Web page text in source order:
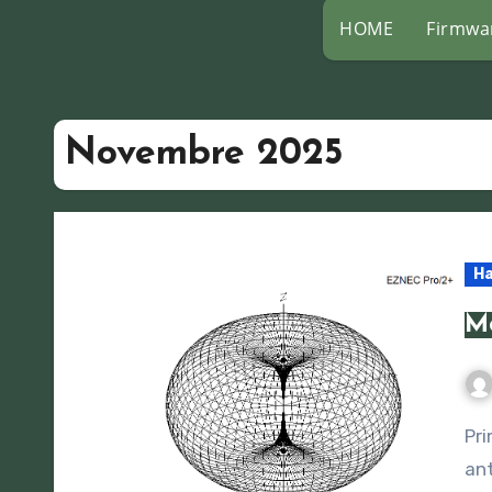
HOME
Novembre 2025
Prima puntata, le noiose premesse teoriche e alcune